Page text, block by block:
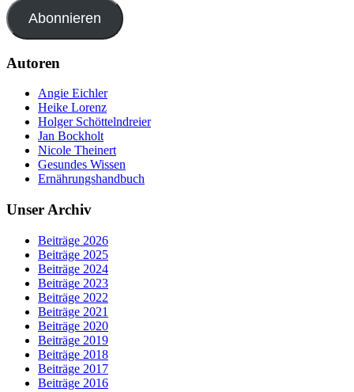
Abonnieren
Autoren
Angie Eichler
Heike Lorenz
Holger Schöttelndreier
Jan Bockholt
Nicole Theinert
Gesundes Wissen
Ernährungshandbuch
Unser Archiv
Beiträge 2026
Beiträge 2025
Beiträge 2024
Beiträge 2023
Beiträge 2022
Beiträge 2021
Beiträge 2020
Beiträge 2019
Beiträge 2018
Beiträge 2017
Beiträge 2016